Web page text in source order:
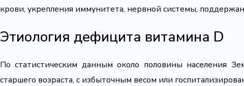
крови, укрепления иммунитета, нервной системы,
Этиология дефицита витамина D
По статистическим данным около половины населения
старшего возраста, с избыточным весом или